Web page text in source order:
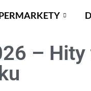
– Hity